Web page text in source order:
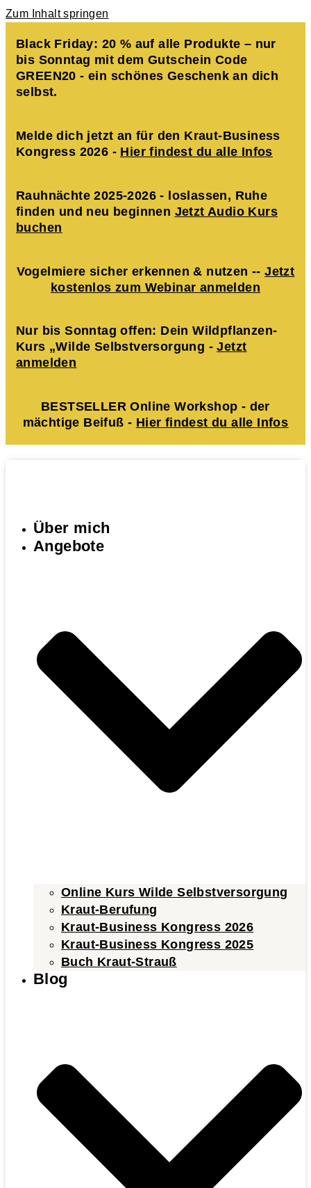
Zum Inhalt springen
Black Friday: 20 % auf alle Produkte – nur
bis Sonntag mit dem Gutschein Code
GREEN20 - ein schönes Geschenk an dich
selbst.
Melde dich jetzt an für den Kraut-Business
Kongress 2026 - Hier findest du alle Infos
Rauhnächte 2025-2026 - loslassen, Ruhe
finden und neu beginnen Jetzt Audio Kurs
buchen
Vogelmiere sicher erkennen & nutzen --Jetzt
kostenlos zum Webinar anmelden
Nur bis Sonntag offen: Dein Wildpflanzen-
Kurs „Wilde Selbstversorgung -Jetzt
anmelden
BESTSELLER Online Workshop - der
mächtige Beifuß - Hier findest du alle Infos
Über mich
Angebote
Online Kurs Wilde Selbstversorgung
Kraut-Berufung
Kraut-Business Kongress 2026
Kraut-Business Kongress 2025
Buch Kraut-Strauß
Blog